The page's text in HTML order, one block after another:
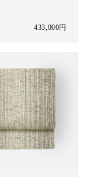
433,000円